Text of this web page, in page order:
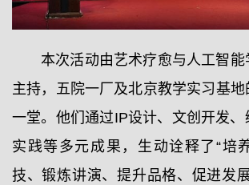
本次活动由艺术疗愈与人工智
主持，五院一厂及北京教学实习基
一堂。他们通过IP设计、文创开发、
实践等多元成果，生动诠释了“培
技、锻炼讲演、提升品格、促进发展